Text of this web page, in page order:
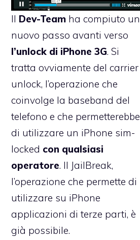
Il Dev-Team ha compiuto un
nuovo passo avanti verso
l’unlock di iPhone 3G. Si
tratta ovviamente del carrier
unlock, l’operazione che
coinvolge la baseband del
telefono e che permetterebbe
di utilizzare un iPhone sim-
locked con qualsiasi
operatore. Il JailBreak,
l’operazione che permette di
utilizzare su iPhone
applicazioni di terze parti, è
già possibile.